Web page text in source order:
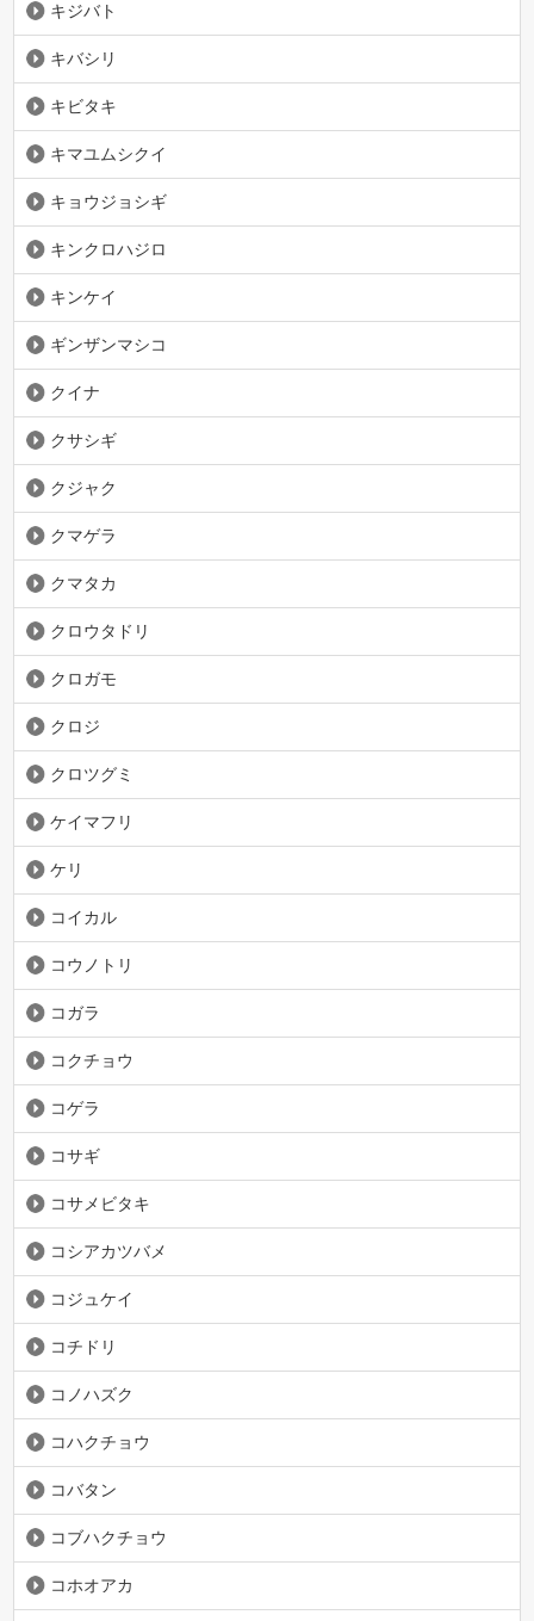
キジバト
キバシリ
キビタキ
キマユムシクイ
キョウジョシギ
キンクロハジロ
キンケイ
ギンザンマシコ
クイナ
クサシギ
クジャク
クマゲラ
クマタカ
クロウタドリ
クロガモ
クロジ
クロツグミ
ケイマフリ
ケリ
コイカル
コウノトリ
コガラ
コクチョウ
コゲラ
コサギ
コサメビタキ
コシアカツバメ
コジュケイ
コチドリ
コノハズク
コハクチョウ
コバタン
コブハクチョウ
コホオアカ